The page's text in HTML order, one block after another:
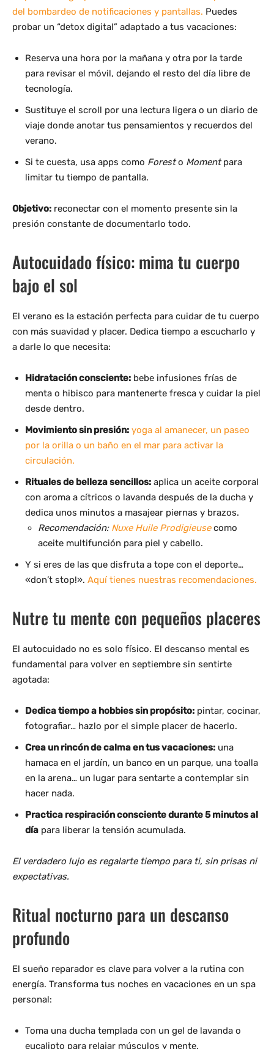
del bombardeo de notificaciones y pantallas. Puedes
probar un “detox digital” adaptado a tus vacaciones:
Reserva una hora por la mañana y otra por la tarde
para revisar el móvil, dejando el resto del día libre de
tecnología.
Sustituye el scroll por una lectura ligera o un diario de
viaje donde anotar tus pensamientos y recuerdos del
verano.
Si te cuesta, usa apps como Foresto Momentpara
limitar tu tiempo de pantalla.
Objetivo: reconectar con el momento presente sin la
presión constante de documentarlo todo.
Autocuidado físico: mima tu cuerpo
bajo el sol
El verano es la estación perfecta para cuidar de tu cuerpo
con más suavidad y placer. Dedica tiempo a escucharlo y
a darle lo que necesita:
Hidratación consciente: bebe infusiones frías de
menta o hibisco para mantenerte fresca y cuidar la piel
desde dentro.
Movimiento sin presión: yoga al amanecer, un paseo
por la orilla o un baño en el mar para activar la
circulación.
Rituales de belleza sencillos: aplica un aceite corporal
con aroma a cítricos o lavanda después de la ducha y
dedica unos minutos a masajear piernas y brazos.
Recomendación: Nuxe Huile Prodigieusecomo
aceite multifunción para piel y cabello.
Y si eres de las que disfruta a tope con el deporte…
«don’t stop!». Aquí tienes nuestras recomendaciones.
Nutre tu mente con pequeños placeres
El autocuidado no es solo físico. El descanso mental es
fundamental para volver en septiembre sin sentirte
agotada:
Dedica tiempo a hobbies sin propósito: pintar, cocinar,
fotografiar… hazlo por el simple placer de hacerlo.
Crea un rincón de calma en tus vacaciones: una
hamaca en el jardín, un banco en un parque, una toalla
en la arena… un lugar para sentarte a contemplar sin
hacer nada.
Practica respiración consciente durante 5 minutos al
día para liberar la tensión acumulada.
El verdadero lujo es regalarte tiempo para ti, sin prisas ni
expectativas.
Ritual nocturno para un descanso
profundo
El sueño reparador es clave para volver a la rutina con
energía. Transforma tus noches en vacaciones en un spa
personal:
Toma una ducha templada con un gel de lavanda o
eucalipto para relajar músculos y mente.